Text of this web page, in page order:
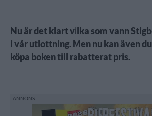
Nu är det klart vilka som vann
i vår utlottning. Men nu kan även
köpa boken till rabatterat pris.